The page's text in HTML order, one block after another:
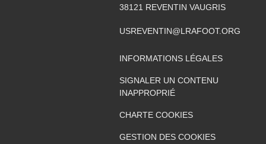
38121 REVENTIN VAUGRIS
USREVENTIN@LRAFOOT.ORG
INFORMATIONS LÉGALES
SIGNALER UN CONTENU
INAPPROPRIÉ
CHARTE COOKIES
GESTION DES COOKIES